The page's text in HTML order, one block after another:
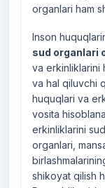
organlari ham
Inson
sud organlari
va erkinliklarini
va hal qiluvchi
huquqlari va
vosita
erkinliklarini
organlari,
shikoyat qilish